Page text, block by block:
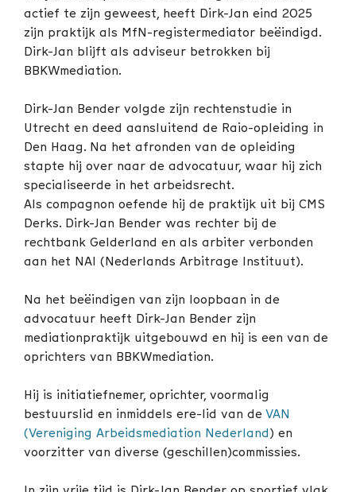
actief te zijn geweest, heeft Dirk-Jan eind 2025
zijn praktijk als MfN-registermediator beëindigd.
Dirk-Jan blijft als adviseur betrokken bij
BBKWmediation.
Dirk-Jan Bender volgde zijn rechtenstudie in
Utrecht en deed aansluitend de Raio-opleiding in
Den Haag. Na het afronden van de opleiding
stapte hij over naar de advocatuur, waar hij zich
specialiseerde in het arbeidsrecht.
Als compagnon oefende hij de praktijk uit bij CMS
Derks. Dirk-Jan Bender was rechter bij de
rechtbank Gelderland en als arbiter verbonden
aan het NAI (Nederlands Arbitrage Instituut).
Na het beëindigen van zijn loopbaan in de
advocatuur heeft Dirk-Jan Bender zijn
mediationpraktijk uitgebouwd en hij is een van de
oprichters van BBKWmediation.
Hij is initiatiefnemer, oprichter, voormalig
bestuurslid en inmiddels ere-lid van deVAN
(Vereniging Arbeidsmediation Nederland) en
voorzitter van diverse (geschillen)commissies.